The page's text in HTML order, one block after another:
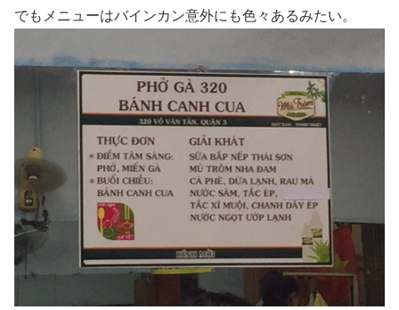
でもメニューはバインカン意外にも色々あるみたい。